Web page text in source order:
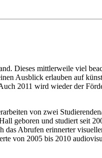
Dieses mittlerweile viel
Ausblick erlauben auf
2011 wird wieder der
von zwei
geboren und studiert seit
Abrufen erinnerter
von 2005 bis 2010